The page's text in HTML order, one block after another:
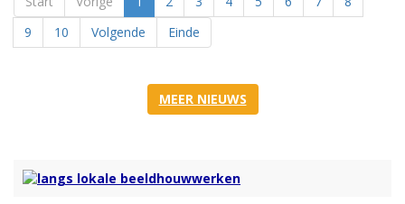
9
10 Volgende Einde
MEER NIEUWS